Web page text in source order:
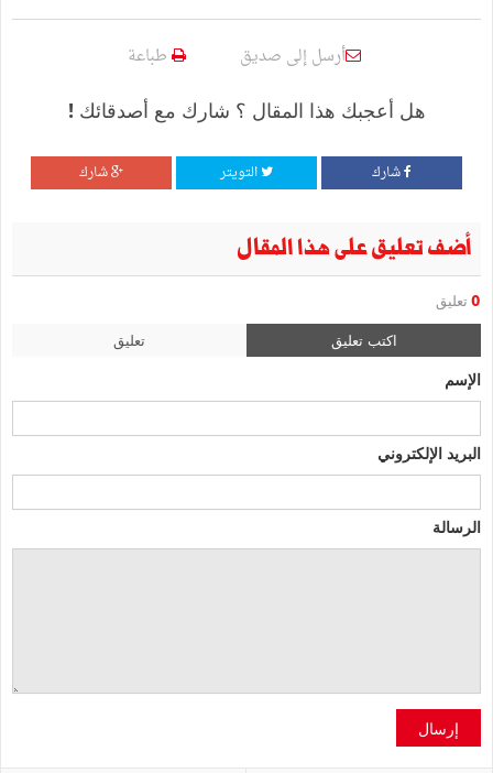
أرسل إلى صديق طباعة
هل أعجبك هذا المقال ؟ شارك مع أصدقائك !
شارك التويتر شارك
أضف تعليق على هذا المقال
0 تعليق
اكتب تعليق تعليق
الإسم
البريد الإلكتروني
الرسالة
إرسال